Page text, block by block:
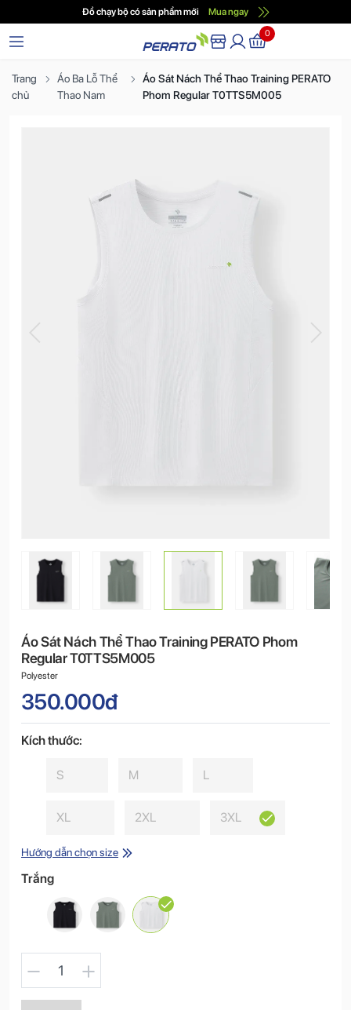
Đồ chạy bộ có sản phẩm mới Mua ngay
0
Trang
chủ
Áo Ba Lỗ Thể
Thao Nam
Áo Sát Nách Thể Thao Training PERATO
Phom Regular T0TTS5M005
Áo Sát Nách Thể Thao Training PERATO Phom
Regular T0TTS5M005
Polyester
350.000đ
Kích thước:
S M L
XL 2XL 3XL
Hướng dẫn chọn size
Trắng
1